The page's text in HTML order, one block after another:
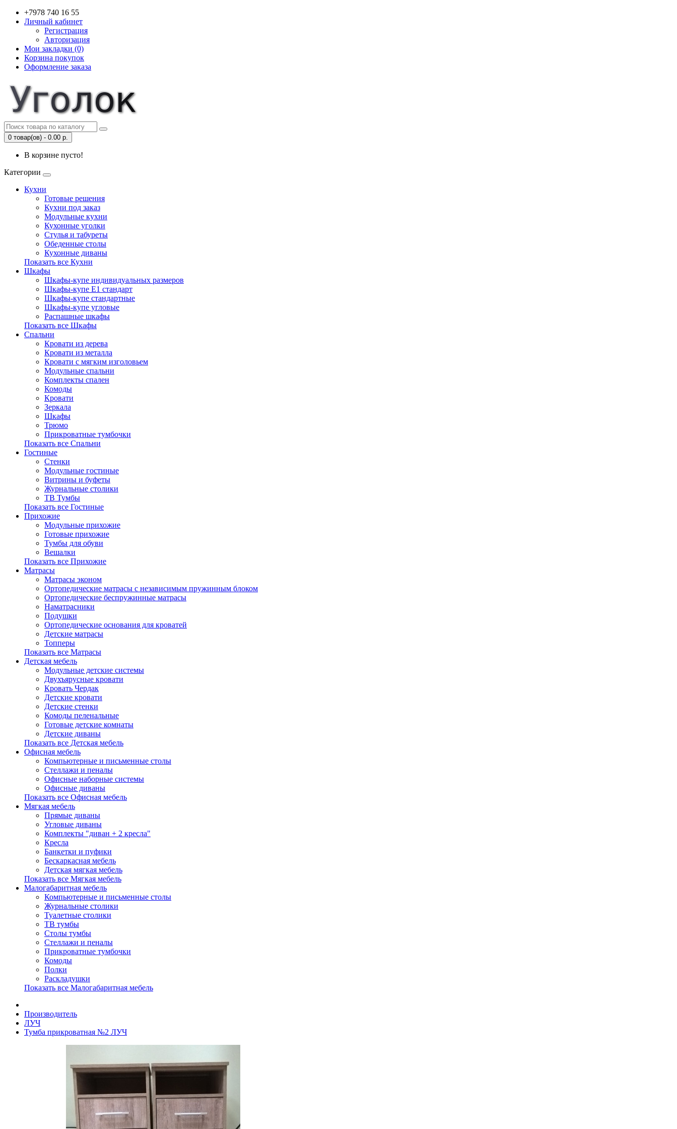
+7978 740 16 55
Личный кабинет
Регистрация
Авторизация
Мои закладки (0)
Корзина покупок
Оформление заказа
0 товар(ов) - 0.00 р.
В корзине пусто!
Категории
Кухни
Готовые решения
Кухни под заказ
Модульные кухни
Кухонные уголки
Стулья и табуреты
Обеденные столы
Кухонные диваны
Показать все Кухни
Шкафы
Шкафы-купе индивидуальных размеров
Шкафы-купе Е1 стандарт
Шкафы-купе стандартные
Шкафы-купе угловые
Распашные шкафы
Показать все Шкафы
Спальни
Кровати из дерева
Кровати из металла
Кровати с мягким изголовьем
Модульные спальни
Комплекты спален
Комоды
Кровати
Зеркала
Шкафы
Трюмо
Прикроватные тумбочки
Показать все Спальни
Гостиные
Стенки
Модульные гостиные
Витрины и буфеты
Журнальные столики
ТВ Тумбы
Показать все Гостиные
Прихожие
Модульные прихожие
Готовые прихожие
Тумбы для обуви
Вешалки
Показать все Прихожие
Матрасы
Матрасы эконом
Ортопедические матрасы с независимым пружинным блоком
Ортопедические беспружинные матрасы
Наматрасники
Подушки
Ортопедические основания для кроватей
Детские матрасы
Топперы
Показать все Матрасы
Детская мебель
Модульные детские системы
Двухъярусные кровати
Кровать Чердак
Детские кровати
Детские стенки
Комоды пеленальные
Готовые детские комнаты
Детские диваны
Показать все Детская мебель
Офисная мебель
Компьютерные и письменные столы
Стеллажи и пеналы
Офисные наборные системы
Офисные диваны
Показать все Офисная мебель
Мягкая мебель
Прямые диваны
Угловые диваны
Комплекты "диван + 2 кресла"
Кресла
Банкетки и пуфики
Бескаркасная мебель
Детская мягкая мебель
Показать все Мягкая мебель
Малогабаритная мебель
Компьютерные и письменные столы
Журнальные столики
Туалетные столики
ТВ тумбы
Столы тумбы
Стеллажи и пеналы
Прикроватные тумбочки
Комоды
Полки
Раскладушки
Показать все Малогабаритная мебель
Производитель
ЛУЧ
Тумба прикроватная №2 ЛУЧ